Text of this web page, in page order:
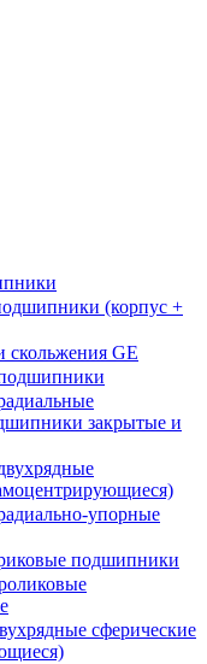
(корпус +
GE
закрытые и
упорные
подшипники
сферические